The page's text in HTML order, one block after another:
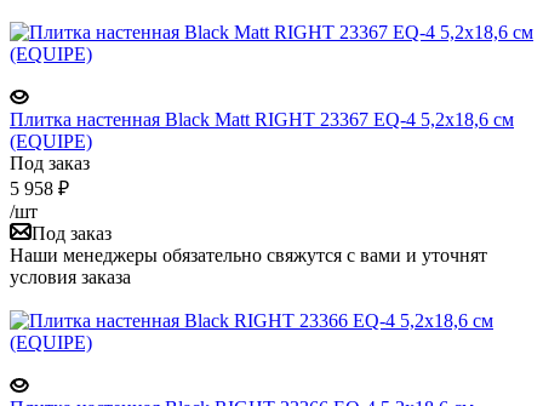
Плитка настенная Black Matt RIGHT 23367 EQ-4 5,2x18,6 см
(EQUIPE)
Под заказ
5 958 ₽
/шт
Под заказ
Наши менеджеры обязательно свяжутся с вами и уточнят
условия заказа